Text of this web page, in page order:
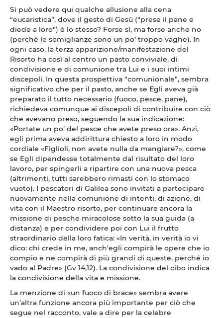
Si può vedere qui qualche allusione alla cena
“eucaristica”, dove il gesto di Gesù (“prese il pane e
diede a loro”) è lo stesso? Forse sì, ma forse anche no
(perché le somiglianze sono un po’ troppo vaghe). In
ogni caso, la terza apparizione/manifestazione del
Risorto ha così al centro un pasto conviviale, di
condivisione e di comunione tra Lui e i suoi intimi
discepoli. In questa prospettiva “comunionale”, sembra
significativo che per il pasto, anche se Egli aveva già
preparato il tutto necessario (fuoco, pesce, pane),
richiedeva comunque ai discepoli di contribuire con ciò
che avevano preso, seguendo la sua indicazione:
«Portate un po’ del pesce che avete preso ora». Anzi,
egli prima aveva addirittura chiesto a loro in modo
cordiale «Figlioli, non avete nulla da mangiare?», come
se Egli dipendesse totalmente dal risultato del loro
lavoro, per spingerli a ripartire con una nuova pesca
(altrimenti, tutti sarebbero rimasti con lo stomaco
vuoto). I pescatori di Galilea sono invitati a partecipare
nuovamente nella comunione di intenti, di azione, di
vita con il Maestro risorto, per continuare ancora la
missione di pesche miracolose sotto la sua guida (a
distanza) e per condividere poi con Lui il frutto
straordinario della loro fatica: «In verità, in verità io vi
dico: chi crede in me, anch’egli compirà le opere che io
compio e ne compirà di più grandi di queste, perché io
vado al Padre» (Gv 14,12). La condivisione del cibo indica
la condivisione della vita e missione.
La menzione di «un fuoco di brace» sembra avere
un’altra funzione ancora più importante per ciò che
segue nel racconto, vale a dire per la celebre